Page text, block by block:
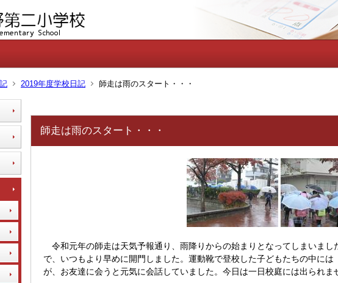
2019年度学校日記 師走は雨のスタート・・・
師走は雨のスタート・・・
令和元年の師走は天気予報通り、雨降りからの始まりとなってしまいま
で、いつもより早めに開門しました。運動靴で登校した子どもたちの中に
が、お友達に会うと元気に会話していました。今日は一日校庭には出られ